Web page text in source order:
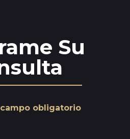
Su
obligatorio